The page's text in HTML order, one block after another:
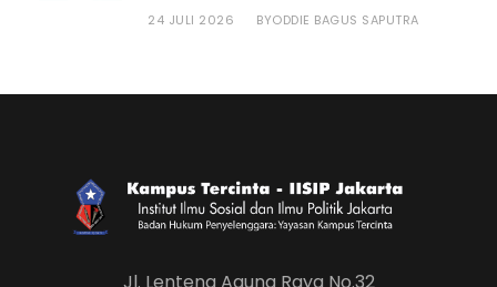
24 JULI 2026 BYODDIE BAGUS SAPUTRA
Jl. Lenteng Agung Raya No.32